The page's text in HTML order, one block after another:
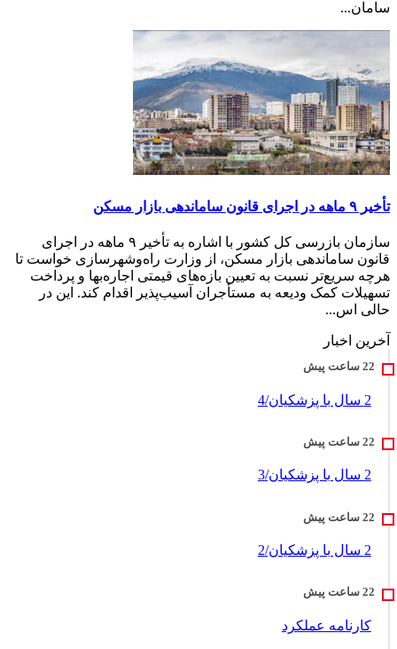
سامان...
تأخیر ۹ ماهه در اجرای قانون ساماندهی بازار مسکن
سازمان بازرسی کل کشور با اشاره به تأخیر ۹ ماهه در اجرای
قانون ساماندهی بازار مسکن، از وزارت راه‌وشهرسازی خواست تا
هرچه سریع‌تر نسبت به تعیین بازه‌های قیمتی اجاره‌بها و پرداخت
تسهیلات کمک ودیعه به مستأجران آسیب‌پذیر اقدام کند. این در
حالی اس...
آخرین اخبار
2 سال با پزشکیان/4
2 سال با پزشکیان/3
2 سال با پزشکیان/2
کارنامه عملکرد